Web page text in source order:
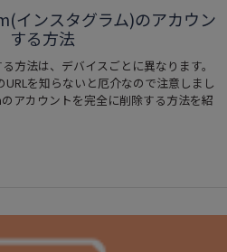
インスタグラム)のアカウン
する方法
方法は、デバイスごとに異なります。
を知らないと厄介なので注意しまし
アカウントを完全に削除する方法を紹